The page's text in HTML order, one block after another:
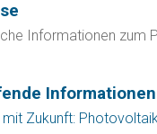
Informationen zum
Informationen
Zukunft: